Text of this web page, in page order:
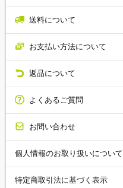
送料について
お支払い方法について
返品について
よくあるご質問
お問い合わせ
個人情報のお取り扱いについて
特定商取引法に基づく表示